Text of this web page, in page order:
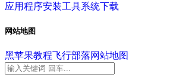
应用程序安装工具系统下载
网站地图
黑苹果教程飞行部落网站地图